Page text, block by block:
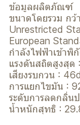
ข้อมูลผลิตภัณฑ์
ขนาดโดยรวม ก
Unrestricted
European
กำลังไฟฟ้าเข้าพิ
แรงดันสถิตสูงสุด
เสียงรบกวน :
การแยกไขมัน :
ระดับการลดกลิ่น
น้ำหนักสุทธิ :